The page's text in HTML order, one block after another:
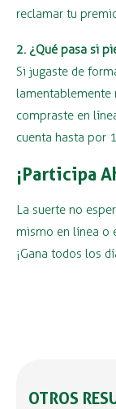
reclamar tu
2. ¿Qué pasa si
Si jugaste de
lamentablemente
compraste en
cuenta hasta por
¡Participa
La suerte no
mismo en línea o
¡Gana todos los
OTROS